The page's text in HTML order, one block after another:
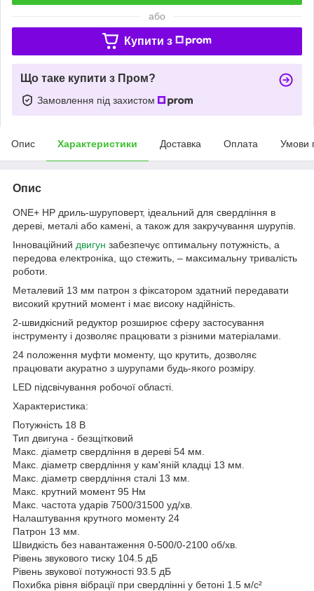
або
Купити з
Що таке купити з Пром?
Замовлення під захистом
Опис Характеристики Доставка Оплата Умови
Опис
ONE+ HP дриль-шуруповерт, ідеальний для свердління в
дереві, металі або камені, а також для закручування шурупів.
Інноваційний двигун забезпечує оптимальну потужність, а
передова електроніка, що стежить, – максимальну тривалість
роботи.
Металевий 13 мм патрон з фіксатором здатний передавати
високий крутний момент і має високу надійність.
2-швидкісний редуктор розширює сферу застосування
інструменту і дозволяє працювати з різними матеріалами.
24 положення муфти моменту, що крутить, дозволяє
працювати акуратно з шурупами будь-якого розміру.
LED підсвічування робочої області.
Характеристика:
Потужність 18 В
Тип двигуна - безщітковий
Макс. діаметр свердління в дереві 54 мм.
Макс. діаметр свердління у кам'яній кладці 13 мм.
Макс. діаметр свердління сталі 13 мм.
Макс. крутний момент 95 Нм
Макс. частота ударів 7500/31500 уд/хв.
Налаштування крутного моменту 24
Патрон 13 мм.
Швидкість без навантаження 0-500/0-2100 об/хв.
Рівень звукового тиску 104.5 дБ
Рівень звукової потужності 93.5 дБ
Похибка рівня вібрації при свердлінні у бетоні 1.5 м/с²